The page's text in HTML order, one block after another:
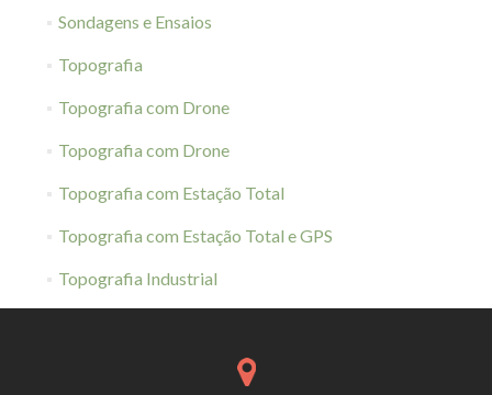
Sondagens e Ensaios
Topografia
Topografia com Drone
Topografia com Drone
Topografia com Estação Total
Topografia com Estação Total e GPS
Topografia Industrial